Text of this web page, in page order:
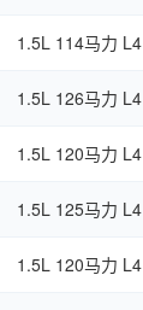
1.5L 114马力 L4
1.5L 126马力 L4
1.5L 120马力 L4
1.5L 125马力 L4
1.5L 120马力 L4